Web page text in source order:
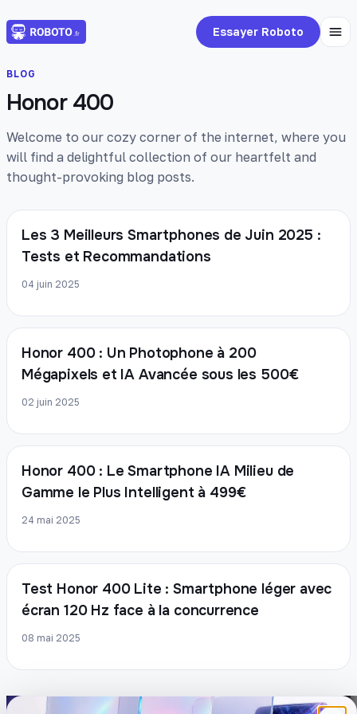
Essayer Roboto
BLOG
Honor 400
Welcome to our cozy corner of the internet, where you
will find a delightful collection of our heartfelt and
thought-provoking blog posts.
Les 3 Meilleurs Smartphones de Juin 2025 :
Tests et Recommandations
04 juin 2025
Honor 400 : Un Photophone à 200
Mégapixels et IA Avancée sous les 500€
02 juin 2025
Honor 400 : Le Smartphone IA Milieu de
Gamme le Plus Intelligent à 499€
24 mai 2025
Test Honor 400 Lite : Smartphone léger avec
écran 120 Hz face à la concurrence
08 mai 2025